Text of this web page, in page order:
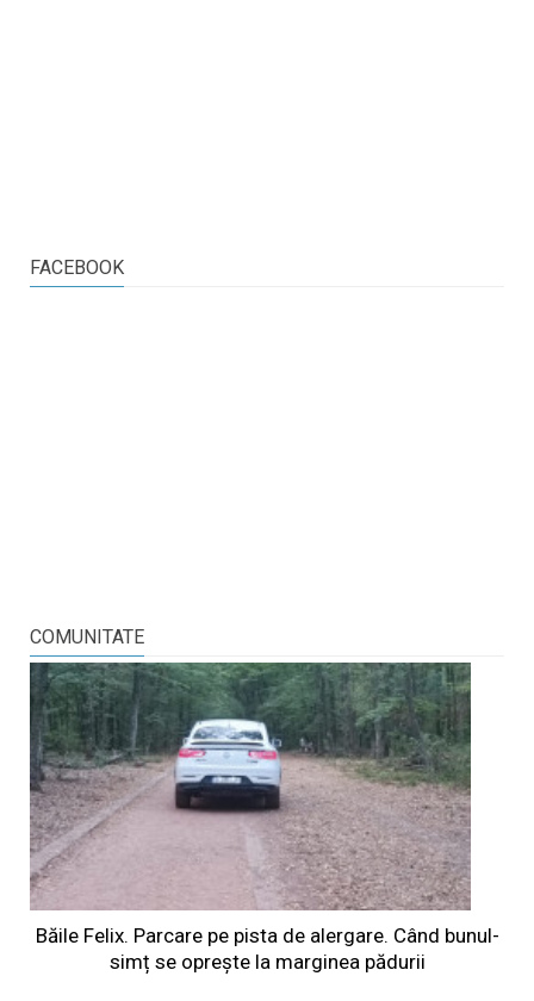
FACEBOOK
COMUNITATE
Băile Felix. Parcare pe pista de alergare. Când bunul-
simț se oprește la marginea pădurii